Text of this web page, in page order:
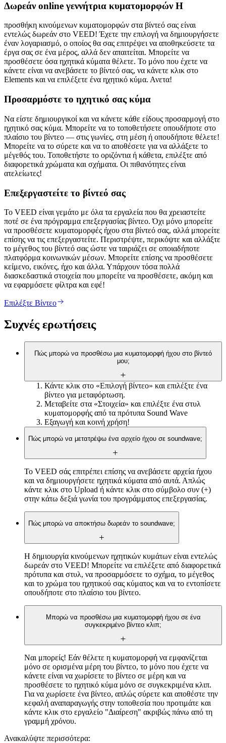
Δωρεάν online γεννήτρια κυματομορφών Η
προσθήκη κινούμενων κυματομορφών στα βίντεό σας είναι
εντελώς δωρεάν στο VEED! Έχετε την επιλογή να δημιουργήσετε
έναν λογαριασμό, ο οποίος θα σας επιτρέψει να αποθηκεύσετε τα
έργα σας σε ένα μέρος, αλλά δεν απαιτείται. Μπορείτε να
προσθέσετε όσα ηχητικά κύματα θέλετε. Το μόνο που έχετε να
κάνετε είναι να ανεβάσετε το βίντεό σας, να κάνετε κλικ στο
Elements και να επιλέξετε ένα ηχητικό κύμα. Ανετα!
Προσαρμόστε το ηχητικό σας κύμα
Να είστε δημιουργικοί και να κάνετε κάθε είδους προσαρμογή στο
ηχητικό σας κύμα. Μπορείτε να το τοποθετήσετε οπουδήποτε στο
πλαίσιο του βίντεο — στις γωνίες, στη μέση ή οπουδήποτε θέλετε!
Μπορείτε να το σύρετε και να το αποθέσετε για να αλλάξετε το
μέγεθός του. Τοποθετήστε το οριζόντια ή κάθετα, επιλέξτε από
διαφορετικά χρώματα και σχήματα. Οι πιθανότητες είναι
ατελείωτες!
Επεξεργαστείτε το βίντεό σας
Το VEED είναι γεμάτο με όλα τα εργαλεία που θα χρειαστείτε
ποτέ σε ένα πρόγραμμα επεξεργασίας βίντεο. Όχι μόνο μπορείτε
να προσθέσετε κυματομορφές ήχου στα βίντεό σας, αλλά μπορείτε
επίσης να τις επεξεργαστείτε. Περιστρέψτε, περικόψτε και αλλάξτε
το μέγεθος του βίντεό σας ώστε να ταιριάζει σε οποιαδήποτε
πλατφόρμα κοινωνικών μέσων. Μπορείτε επίσης να προσθέσετε
κείμενο, εικόνες, ήχο και άλλα. Υπάρχουν τόσα πολλά
διασκεδαστικά στοιχεία που μπορείτε να προσθέσετε, ακόμη και
να εφαρμόσετε φίλτρα και εφέ!
Επιλέξτε Βίντεο
Συχνές ερωτήσεις
Πώς μπορώ να προσθέσω μια κυματομορφή ήχου στο βίντεό
μου;
Κάντε κλικ στο «Επιλογή βίντεο» και επιλέξτε ένα
βίντεο για μεταφόρτωση.
Μεταβείτε στα «Στοιχεία» και επιλέξτε ένα στυλ
κυματομορφής από τα πρότυπα Sound Wave
Εξαγωγή και κοινή χρήση!
Πώς μπορώ να μετατρέψω ένα αρχείο ήχου σε soundwave;
Το VEED σάς επιτρέπει επίσης να ανεβάσετε αρχεία ήχου
και να δημιουργήσετε ηχητικά κύματα από αυτά. Απλώς
κάντε κλικ στο Upload ή κάντε κλικ στο σύμβολο συν (+)
στην κάτω δεξιά γωνία του προγράμματος επεξεργασίας.
Πώς μπορώ να αποκτήσω δωρεάν το soundwave;
Η δημιουργία κινούμενων ηχητικών κυμάτων είναι εντελώς
δωρεάν στο VEED! Μπορείτε να επιλέξετε από διαφορετικά
πρότυπα και στυλ, να προσαρμόσετε το σχήμα, το μέγεθος
και το χρώμα του ηχητικού σας κύματος και να το εντοπίσετε
οπουδήποτε στο πλαίσιο του βίντεο.
Μπορώ να προσθέσω μια κυματομορφή ήχου σε ένα
συγκεκριμένο βίντεο κλιπ;
Ναι μπορείς! Εάν θέλετε η κυματομορφή να εμφανίζεται
μόνο σε ορισμένα μέρη του βίντεο, το μόνο που έχετε να
κάνετε είναι να χωρίσετε το βίντεο σε μέρη και να
προσθέσετε το ηχητικό κύμα μόνο σε συγκεκριμένα κλιπ.
Για να χωρίσετε ένα βίντεο, απλώς σύρετε και αποθέστε την
κεφαλή αναπαραγωγής στην τοποθεσία που προτιμάτε και
κάντε κλικ στο εργαλείο "Διαίρεση" ακριβώς πάνω από τη
γραμμή χρόνου.
Ανακαλύψτε περισσότερα: